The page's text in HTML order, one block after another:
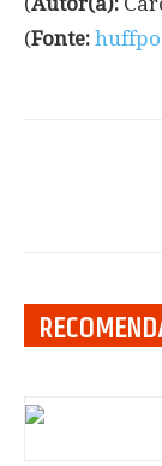
(Fonte: